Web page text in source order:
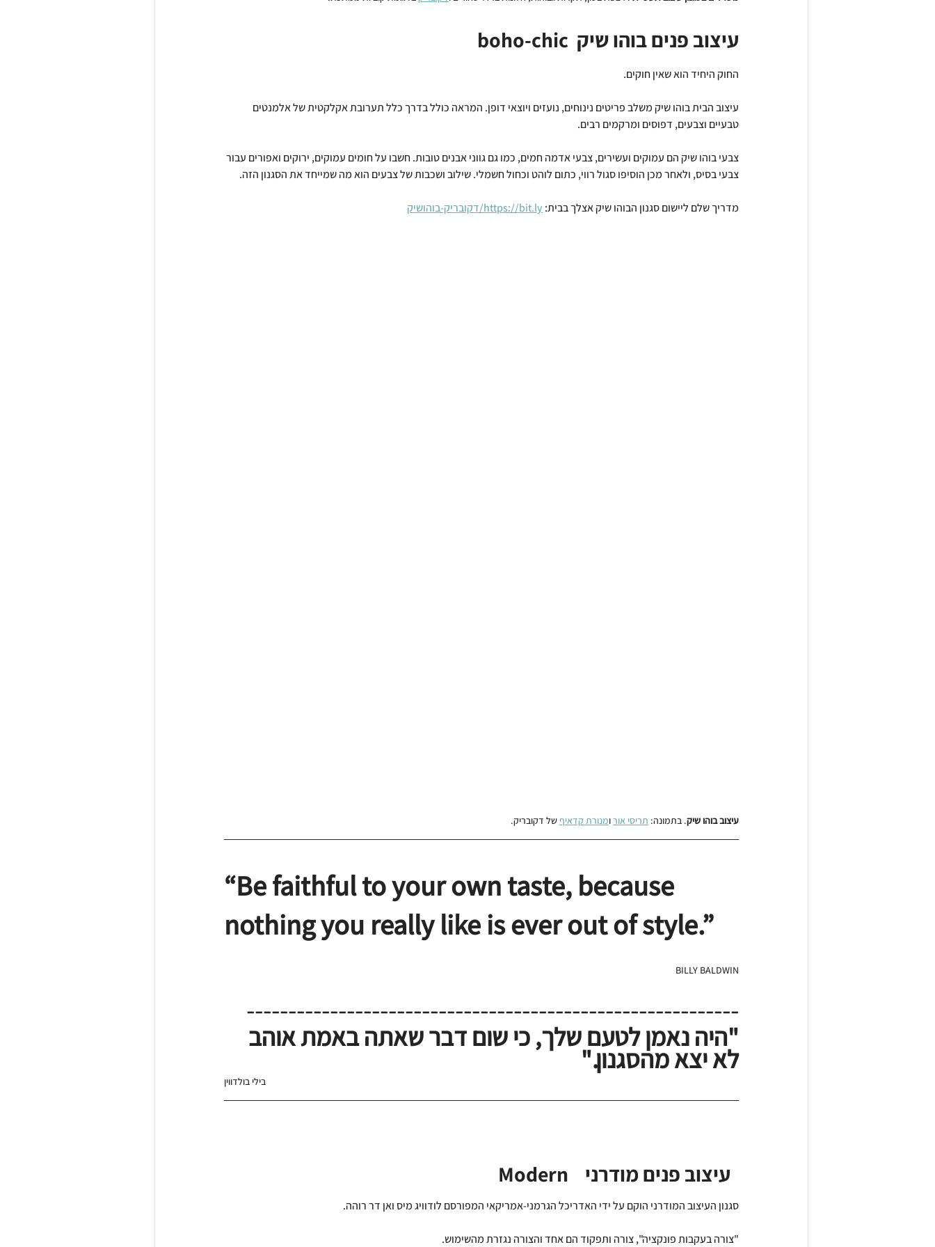
  boho-chic
  עיצוב פנים בוהו שיק
החוק היחיד הוא שאין חוקים.
עיצוב הבית בוהו שיק משלב פריטים נינוחים, נועזים ויוצאי דופן. המראה כולל בדרך כלל תערובת אקלקטית של אלמנטים
טבעיים וצבעים, דפוסים ומרקמים רבים.
צבעי בוהו שיק הם עמוקים ועשירים, צבעי אדמה חמים, כמו גם גווני אבנים טובות. חשבו על חומים עמוקים, ירוקים ואפורים עבור
צבעי בסיס, ולאחר מכן הוסיפו סגול רווי, כתום לוהט וכחול חשמלי. שילוב ושכבות של צבעים הוא מה שמייחד את הסגנון הזה.
מדריך שלם ליישום סגנון הבוהו שיק אצלך בבית: https://bit.ly/דקובריק-בוהושיק
עיצוב בוהו שיק. בתמונה: תריסי אור ומנורת קדאיף של דקובריק.
“Be faithful to your own taste, because
nothing you really like is ever out of style.”
BILLY BALDWIN
-----------------------------------------------------------
"היה נאמן לטעם שלך, כי שום דבר שאתה באמת אוהב
לא יצא מהסגנון."
בילי בולדווין
Modern
   עיצוב פנים מודרני
סגנון העיצוב המודרני הוקם על ידי האדריכל הגרמני-אמריקאי המפורסם לודוויג מיס ואן דר רוהה.
"צורה בעקבות פונקציה", צורה ותפקוד הם אחד והצורה נגזרת מהשימוש.